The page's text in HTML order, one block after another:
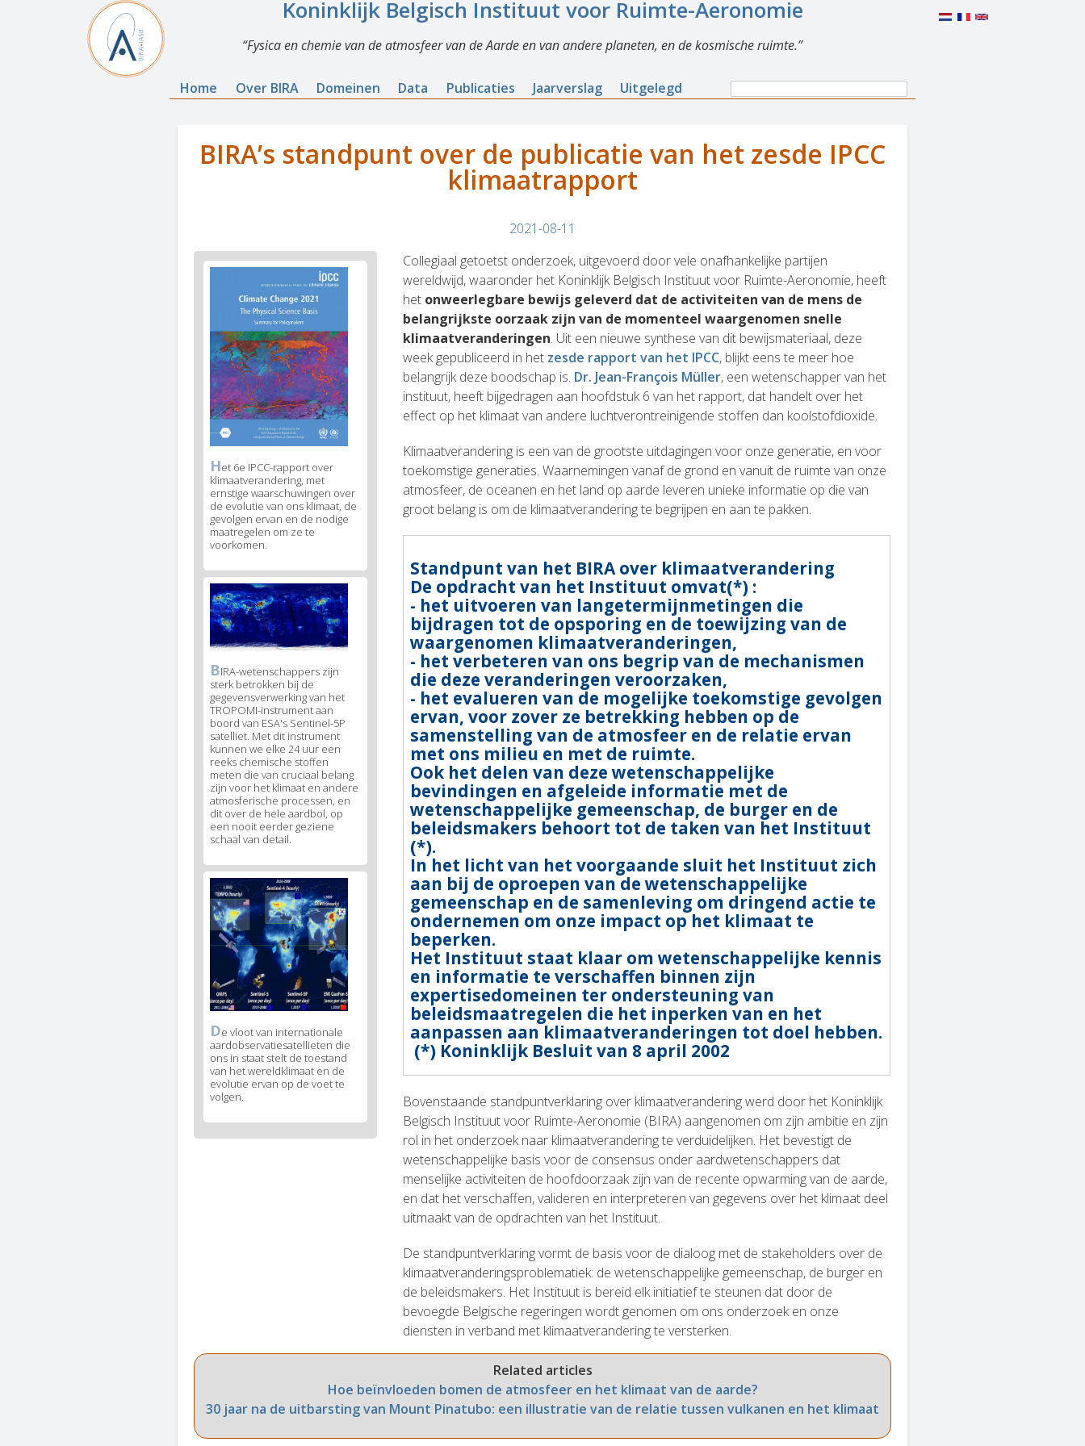
Koninklijk Belgisch Instituut voor Ruimte-Aeronomie
Fysica en chemie van de atmosfeer van de Aarde en van andere planeten, en de kosmische ruimte.
Home Over BIRA Domeinen Data Publicaties Jaarverslag Uitgelegd
Search
Search
BIRA’s standpunt over de publicatie van het zesde IPCC
klimaatrapport
2021-08-11
Collegiaal getoetst onderzoek, uitgevoerd door vele onafhankelijke partijen
wereldwijd, waaronder het Koninklijk Belgisch Instituut voor Ruimte-Aeronomie, heeft
het onweerlegbare bewijs geleverd dat de activiteiten van de mens de
belangrijkste oorzaak zijn van de momenteel waargenomen snelle
klimaatveranderingen. Uit een nieuwe synthese van dit bewijsmateriaal, deze
week gepubliceerd in het zesde rapport van het IPCC, blijkt eens te meer hoe
belangrijk deze boodschap is. Dr. Jean-François Müller, een wetenschapper van het
instituut, heeft bijgedragen aan hoofdstuk 6 van het rapport, dat handelt over het
effect op het klimaat van andere luchtverontreinigende stoffen dan koolstofdioxide.
Klimaatverandering is een van de grootste uitdagingen voor onze generatie, en voor
toekomstige generaties. Waarnemingen vanaf de grond en vanuit de ruimte van onze
atmosfeer, de oceanen en het land op aarde leveren unieke informatie op die van
groot belang is om de klimaatverandering te begrijpen en aan te pakken.
Standpunt van het BIRA over klimaatverandering
De opdracht van het Instituut omvat(*) :
- het uitvoeren van langetermijnmetingen die
bijdragen tot de opsporing en de toewijzing van de
waargenomen klimaatveranderingen,
- het verbeteren van ons begrip van de mechanismen
die deze veranderingen veroorzaken,
- het evalueren van de mogelijke toekomstige gevolgen
ervan, voor zover ze betrekking hebben op de
samenstelling van de atmosfeer en de relatie ervan
met ons milieu en met de ruimte.
Ook het delen van deze wetenschappelijke
bevindingen en afgeleide informatie met de
wetenschappelijke gemeenschap, de burger en de
beleidsmakers behoort tot de taken van het Instituut
(*).
In het licht van het voorgaande sluit het Instituut zich
aan bij de oproepen van de wetenschappelijke
gemeenschap en de samenleving om dringend actie te
ondernemen om onze impact op het klimaat te
beperken.
Het Instituut staat klaar om wetenschappelijke kennis
en informatie te verschaffen binnen zijn
expertisedomeinen ter ondersteuning van
beleidsmaatregelen die het inperken van en het
aanpassen aan klimaatveranderingen tot doel hebben.
(*) Koninklijk Besluit van 8 april 2002
Bovenstaande standpuntverklaring over klimaatverandering werd door het Koninklijk
Belgisch Instituut voor Ruimte-Aeronomie (BIRA) aangenomen om zijn ambitie en zijn
rol in het onderzoek naar klimaatverandering te verduidelijken. Het bevestigt de
wetenschappelijke basis voor de consensus onder aardwetenschappers dat
menselijke activiteiten de hoofdoorzaak zijn van de recente opwarming van de aarde,
en dat het verschaffen, valideren en interpreteren van gegevens over het klimaat deel
uitmaakt van de opdrachten van het Instituut.
De standpuntverklaring vormt de basis voor de dialoog met de stakeholders over de
klimaatveranderingsproblematiek: de wetenschappelijke gemeenschap, de burger en
de beleidsmakers. Het Instituut is bereid elk initiatief te steunen dat door de
bevoegde Belgische regeringen wordt genomen om ons onderzoek en onze
diensten in verband met klimaatverandering te versterken.
image
News
image
legend
1
Het 6e IPCC-rapport over
klimaatverandering, met
ernstige waarschuwingen over
de evolutie van ons klimaat, de
gevolgen ervan en de nodige
maatregelen om ze te
voorkomen.
News
image
2
News
image
legend
2
BIRA-wetenschappers zijn
sterk betrokken bij de
gegevensverwerking van het
TROPOMI-instrument aan
boord van ESA's Sentinel-5P
satelliet. Met dit instrument
kunnen we elke 24 uur een
reeks chemische stoffen
meten die van cruciaal belang
zijn voor het klimaat en andere
atmosferische processen, en
dit over de hele aardbol, op
een nooit eerder geziene
schaal van detail.
News
image
3
News
image
legend
3
De vloot van internationale
aardobservatiesatellieten die
ons in staat stelt de toestand
van het wereldklimaat en de
evolutie ervan op de voet te
volgen.
Related articles
Hoe beïnvloeden bomen de atmosfeer en het klimaat van de aarde?
30 jaar na de uitbarsting van Mount Pinatubo: een illustratie van de relatie tussen vulkanen en het klimaat